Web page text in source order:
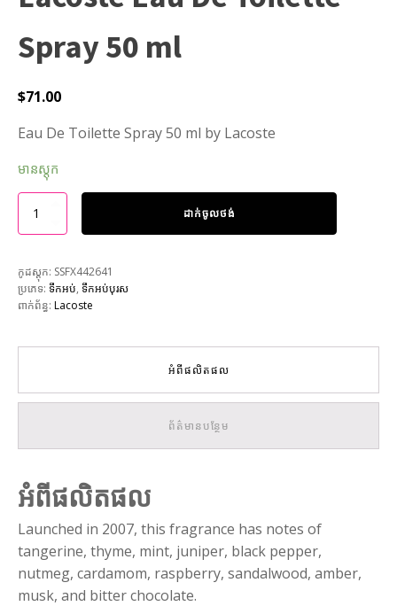
Spray 50 ml
$71.00
Eau De Toilette Spray 50 ml by Lacoste
មានស្តុក
ដាក់ចូលថង់
កូដស្តុក: SSFX442641
ប្រភេទ: ទឹកអប់, ទឹកអប់បុរស
ពាក់ព័ន្ធ: Lacoste
អំពីផលិតផល
ព័ត៌មានបន្ថែម
អំពីផលិតផល
Launched in 2007, this fragrance has notes of
tangerine, thyme, mint, juniper, black pepper,
nutmeg, cardamom, raspberry, sandalwood, amber,
musk, and bitter chocolate.